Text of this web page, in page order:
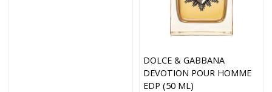
DOLCE & GABBANA
DEVOTION POUR HOMME
EDP (50 ML)